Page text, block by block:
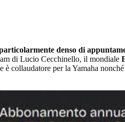
denso di
di Lucio Cecchinello, il mondiale
è collaudatore per la Yamaha